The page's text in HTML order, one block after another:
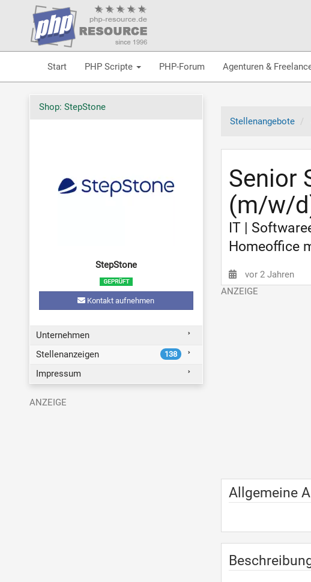
Start PHP Scripte PHP-Forum Agenturen &
Stellenangebote
Senior
(m/w/
IT |
Homeoffice
vor 2 Jahren
Allgemeine
Shop: StepStone
StepStone
Kontakt aufnehmen
Unternehmen
Stellenanzeigen
138
Impressum